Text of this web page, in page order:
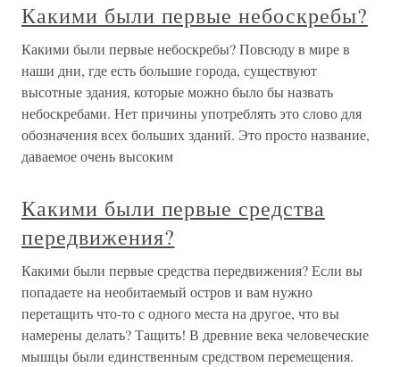
Какими были первые небоскребы?
Какими были первые небоскребы? Повсюду в мире в
наши дни, где есть большие города, существуют
высотные здания, которые можно было бы назвать
небоскребами. Нет причины употреблять это слово для
обозначения всех больших зданий. Это просто название,
даваемое очень высоким
Какими были первые средства
передвижения?
Какими были первые средства передвижения? Если вы
попадаете на необитаемый остров и вам нужно
перетащить что-то с одного места на другое, что вы
намерены делать? Тащить! В древние века человеческие
мышцы были единственным средством перемещения.